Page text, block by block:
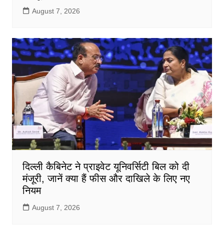
August 7, 2026
दिल्ली कैबिनेट ने प्राइवेट यूनिवर्सिटी बिल को दी
मंजूरी, जानें क्या हैं फीस और दाखिले के लिए नए
नियम
August 7, 2026